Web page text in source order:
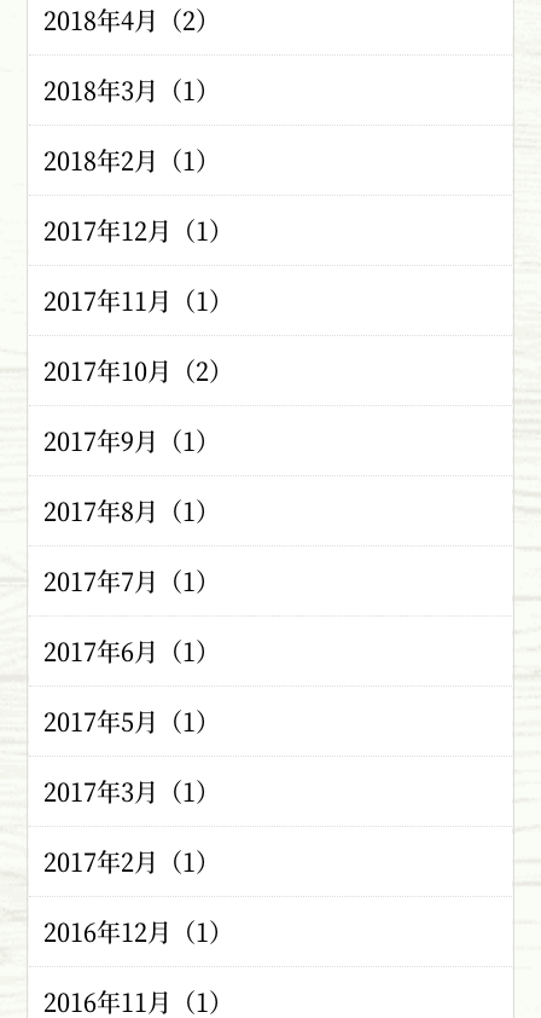
2018年4月（2）
2018年3月（1）
2018年2月（1）
2017年12月（1）
2017年11月（1）
2017年10月（2）
2017年9月（1）
2017年8月（1）
2017年7月（1）
2017年6月（1）
2017年5月（1）
2017年3月（1）
2017年2月（1）
2016年12月（1）
2016年11月（1）